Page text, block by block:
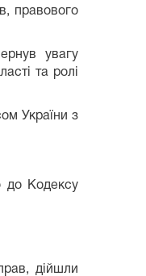
правового
увагу
та ролі
України з
до Кодексу
дійшли